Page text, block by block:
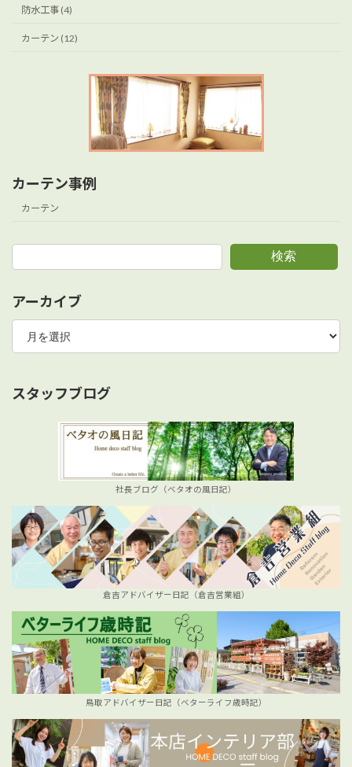
防水工事 (4)
カーテン (12)
カーテン事例
カーテン
検索
アーカイブ
ア
カ
スタッフブログ
社長ブログ（ベタオの風日記）
倉吉アドバイザー日記（倉吉営業組）
鳥取アドバイザー日記（ベターライフ歳時記）